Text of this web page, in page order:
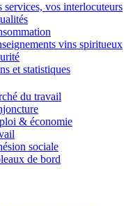
services, vos interlocuteurs
vins spiritueux
et statistiques
du travail
& économie
sociale
de bord